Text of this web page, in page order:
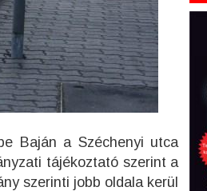
Baján a Széchenyi utca
tájékoztató szerint a
szerinti jobb oldala kerül